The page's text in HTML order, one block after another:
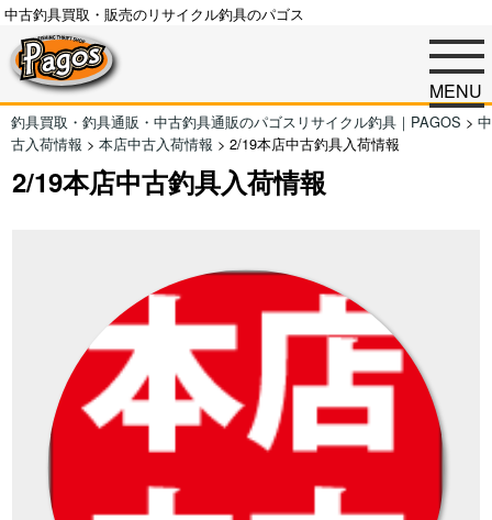
中古釣具買取・販売のリサイクル釣具のパゴス
MENU
釣具買取・釣具通販・中古釣具通販のパゴスリサイクル釣具｜PAGOS > 中
古入荷情報 > 本店中古入荷情報 > 2/19本店中古釣具入荷情報
2/19本店中古釣具入荷情報